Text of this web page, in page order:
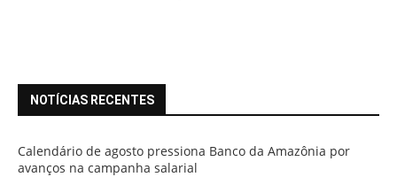
NOTÍCIAS RECENTES
Calendário de agosto pressiona Banco da Amazônia por
avanços na campanha salarial